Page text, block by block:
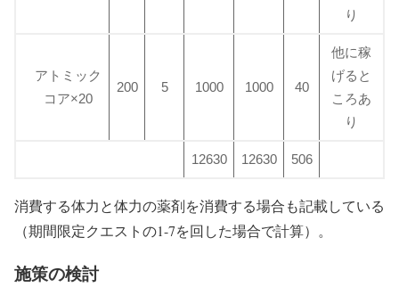
り
アトミック
コア×20
200 5 1000 1000 40
他に稼
げると
ころあ
り
12630 12630 506
消費する体力と体力の薬剤を消費する場合も記載している
（期間限定クエストの1-7を回した場合で計算）。
施策の検討